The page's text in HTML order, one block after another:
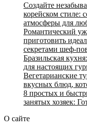
Создайте
корейском стиле:
атмосферы для
Романтический
приготовить
секретами шеф-
Бразильская
для настоящих
Вегетарианские
вкусных блюд,
8 простых и
занятых хозяек:
О сайте